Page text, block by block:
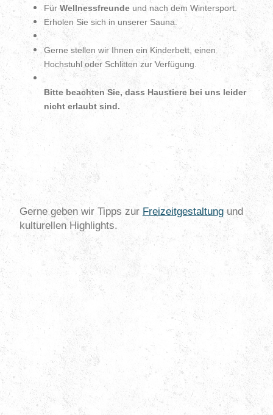
Für Wellnessfreundeund nach dem Wintersport.
Erholen Sie sich in unserer Sauna.
Gerne stellen wir Ihnen ein Kinderbett, einen
Hochstuhl oder Schlitten zur Verfügung.
Bitte beachten Sie, dass Haustiere bei uns leider
nicht erlaubt sind.
Gerne geben wir Tipps zur Freizeitgestaltungund
kulturellen Highlights.